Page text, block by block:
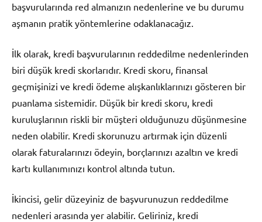
başvurularında red almanızın nedenlerine ve bu durumu
aşmanın pratik yöntemlerine odaklanacağız.
İlk olarak, kredi başvurularının reddedilme nedenlerinden
biri düşük kredi skorlarıdır. Kredi skoru, finansal
geçmişinizi ve kredi ödeme alışkanlıklarınızı gösteren bir
puanlama sistemidir. Düşük bir kredi skoru, kredi
kuruluşlarının riskli bir müşteri olduğunuzu düşünmesine
neden olabilir. Kredi skorunuzu artırmak için düzenli
olarak faturalarınızı ödeyin, borçlarınızı azaltın ve kredi
kartı kullanımınızı kontrol altında tutun.
İkincisi, gelir düzeyiniz de başvurunuzun reddedilme
nedenleri arasında yer alabilir. Geliriniz, kredi